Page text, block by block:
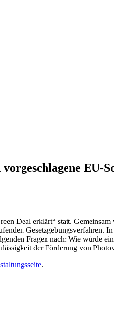
Deal erklärt“ statt.
Gesetzgebungsverfahren.
Fragen nach: Wie würde
der Förderung von
.